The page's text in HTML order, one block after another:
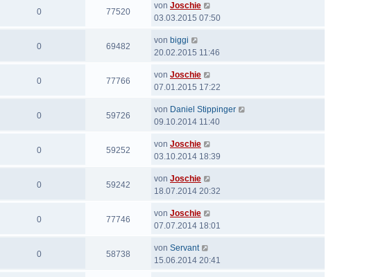
0 77520
von Joschie
03.03.2015 07:50
0 69482
von biggi
20.02.2015 11:46
0 77766
von Joschie
07.01.2015 17:22
0 59726
von Daniel Stippinger
09.10.2014 11:40
0 59252
von Joschie
03.10.2014 18:39
0 59242
von Joschie
18.07.2014 20:32
0 77746
von Joschie
07.07.2014 18:01
0 58738
von Servant
15.06.2014 20:41